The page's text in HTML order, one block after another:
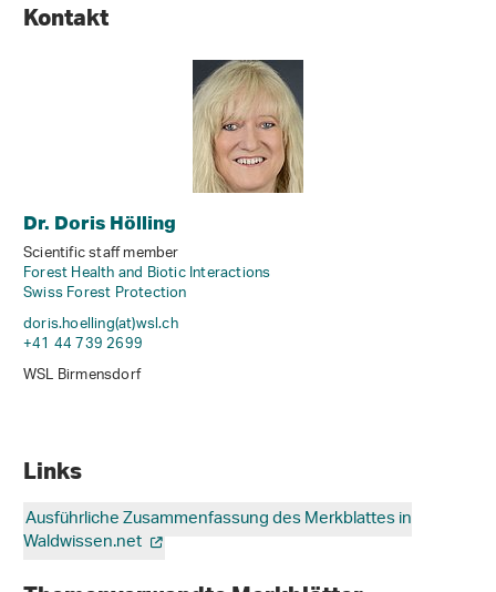
Kontakt
Dr. Doris Hölling
Scientific staff member
Forest Health and Biotic Interactions
Swiss Forest Protection
doris.hoelling(at)wsl.ch
+41 44 739 2699
WSL Birmensdorf
Links
Ausführliche Zusammenfassung des Merkblattes in
Waldwissen.net